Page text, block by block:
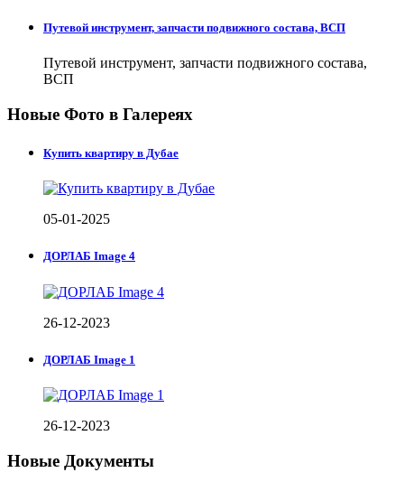
Путевой инструмент, запчасти подвижного состава, ВСП
Путевой инструмент, запчасти подвижного состава,
ВСП
Новые Фото в Галереях
Купить квартиру в Дубае
05-01-2025
ДОРЛАБ Image 4
26-12-2023
ДОРЛАБ Image 1
26-12-2023
Новые Документы